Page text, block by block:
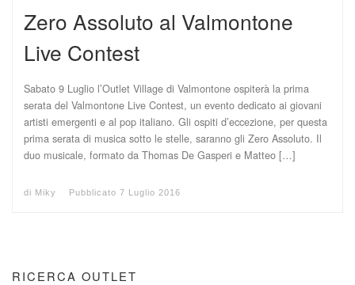
Zero Assoluto al Valmontone
Live Contest
Sabato 9 Luglio l’Outlet Village di Valmontone ospiterà la prima
serata del Valmontone Live Contest, un evento dedicato ai giovani
artisti emergenti e al pop italiano. Gli ospiti d’eccezione, per questa
prima serata di musica sotto le stelle, saranno gli Zero Assoluto. Il
duo musicale, formato da Thomas De Gasperi e Matteo […]
di Miky Pubblicato 7 Luglio 2016
RICERCA OUTLET